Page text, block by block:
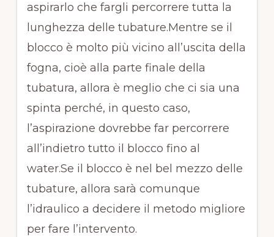
aspirarlo che fargli percorrere tutta la
lunghezza delle tubature.Mentre se il
blocco è molto più vicino all’uscita della
fogna, cioè alla parte finale della
tubatura, allora è meglio che ci sia una
spinta perché, in questo caso,
l’aspirazione dovrebbe far percorrere
all’indietro tutto il blocco fino al
water.Se il blocco è nel bel mezzo delle
tubature, allora sarà comunque
l’idraulico a decidere il metodo migliore
per fare l’intervento.